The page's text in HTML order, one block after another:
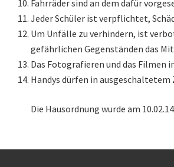
Fahrräder sind an dem dafür
Jeder Schüler ist verpflichtet,
Um Unfälle zu verhindern, ist
gefährlichen Gegenständen das
Das Fotografieren und das Filmen
Handys dürfen in
Die Hausordnung wurde am